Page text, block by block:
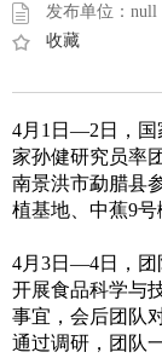
发布单位：null
收藏
4月1日—2日，国
家孙健研究员率
南景洪市勐腊县
植基地、中蕉9号
4月3日—4日，团
开展食品科学与
事宜，会后团队
通过调研，团队